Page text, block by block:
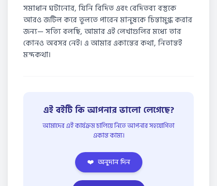
সমাধান ঘটানোর, যিনি বিদিত এবং বেদিতব্য বস্তুকে
আরও জটিল করে তুলতে পারেন মানুষকে চিন্তামুগ্ধ করার
জন্য— সত্যি বলছি, আমার এই লেখাগুলির মধ্যে তার
কোনও অবসর নেই। এ আমার একান্তের কথা, নিতান্তই
মন্দকথা।
এই বইটি কি আপনার ভালো লেগেছে?
আমাদের এই কার্যক্রম চালিয়ে নিতে আপনার সহযোগিতা
একান্ত কাম্য।
❤️ অনুদান দিন